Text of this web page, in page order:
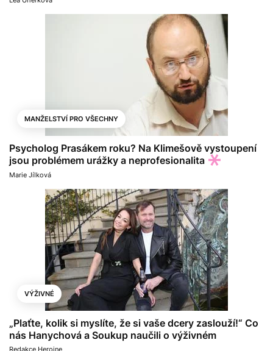
MANŽELSTVÍ PRO VŠECHNY
Psycholog Prasákem roku? Na Klimešově vystoupení
jsou problémem urážky a neprofesionalita
Marie Jílková
VÝŽIVNÉ
„Plaťte, kolik si myslíte, že si vaše dcery zaslouží!“ Co
nás Hanychová a Soukup naučili o výživném
Redakce Heroine